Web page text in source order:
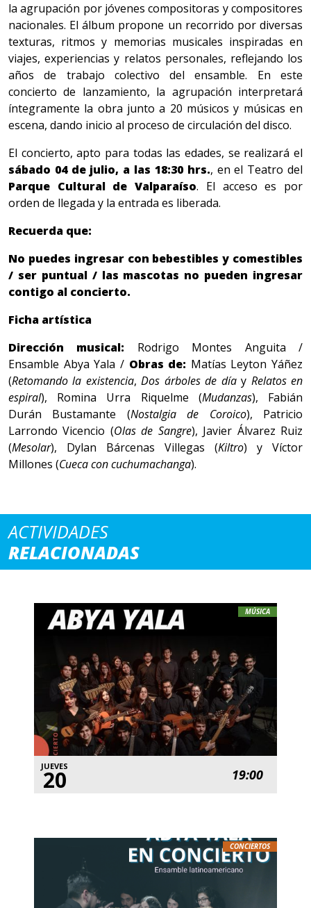
la agrupación por jóvenes compositoras y compositores
nacionales. El álbum propone un recorrido por diversas
texturas, ritmos y memorias musicales inspiradas en
viajes, experiencias y relatos personales, reflejando los
años de trabajo colectivo del ensamble. En este
concierto de lanzamiento, la agrupación interpretará
íntegramente la obra junto a 20 músicos y músicas en
escena, dando inicio al proceso de circulación del disco.
El concierto, apto para todas las edades, se realizará el
sábado 04 de julio, a las 18:30 hrs., en el Teatro del
Parque Cultural de Valparaíso. El acceso es por
orden de llegada y la entrada es liberada.
Recuerda que:
No puedes ingresar con bebestibles y comestibles
/ ser puntual / las mascotas no pueden ingresar
contigo al concierto.
Ficha artística
Dirección musical: Rodrigo Montes Anguita /
Ensamble Abya Yala / Obras de: Matías Leyton Yáñez
(Retomando la existencia,Dos árboles de díay Relatos en
espiral), Romina Urra Riquelme (Mudanzas), Fabián
Durán Bustamante (Nostalgia de Coroico), Patricio
Larrondo Vicencio (Olas de Sangre), Javier Álvarez Ruiz
(Mesolar), Dylan Bárcenas Villegas (Kiltro) y Víctor
Millones (Cueca con cuchumachanga).
ACTIVIDADES
RELACIONADAS
MÚSICA
JUEVES
20 19:00
CONCIERTOS